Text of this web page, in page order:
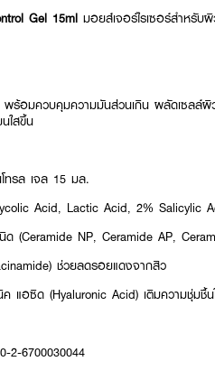
Gel 15ml มอยส์เจอร์ไรเซอร์สำหรับ
ร้อมควบคุมความมันส่วนเกิน ผลัดเซลล์ผิ
ใสขึ้น
ทรล เจล 15 มล.
Acid, Lactic Acid, 2% Salicylic
(Ceramide NP, Ceramide AP,
ช่วยลดรอยแดงจากสิว
แอซิด (Hyaluronic Acid) เติมความชุ่มชื้น
2-6700030044